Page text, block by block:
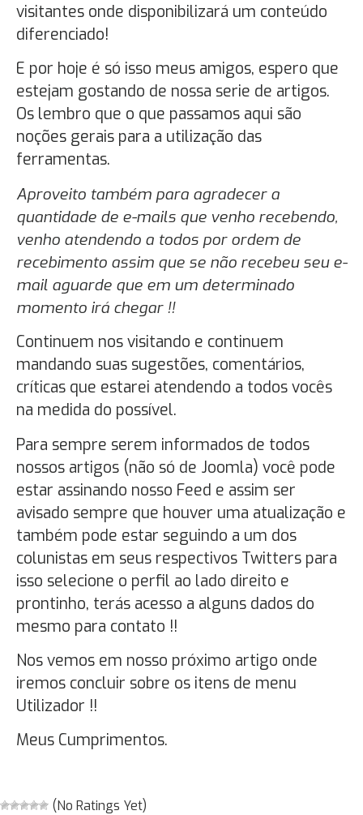
visitantes onde disponibilizará um conteúdo
diferenciado!
E por hoje é só isso meus amigos, espero que
estejam gostando de nossa serie de artigos.
Os lembro que o que passamos aqui são
noções gerais para a utilização das
ferramentas.
Aproveito também para agradecer a
quantidade de e-mails que venho recebendo,
venho atendendo a todos por ordem de
recebimento assim que se não recebeu seu e-
mail aguarde que em um determinado
momento irá chegar !!
Continuem nos visitando e continuem
mandando suas sugestões, comentários,
críticas que estarei atendendo a todos vocês
na medida do possível.
Para sempre serem informados de todos
nossos artigos (não só de Joomla) você pode
estar assinando nosso Feed e assim ser
avisado sempre que houver uma atualização e
também pode estar seguindo a um dos
colunistas em seus respectivos Twitters para
isso selecione o perfil ao lado direito e
prontinho, terás acesso a alguns dados do
mesmo para contato !!
Nos vemos em nosso próximo artigo onde
iremos concluir sobre os itens de menu
Utilizador !!
Meus Cumprimentos.
(No Ratings Yet)